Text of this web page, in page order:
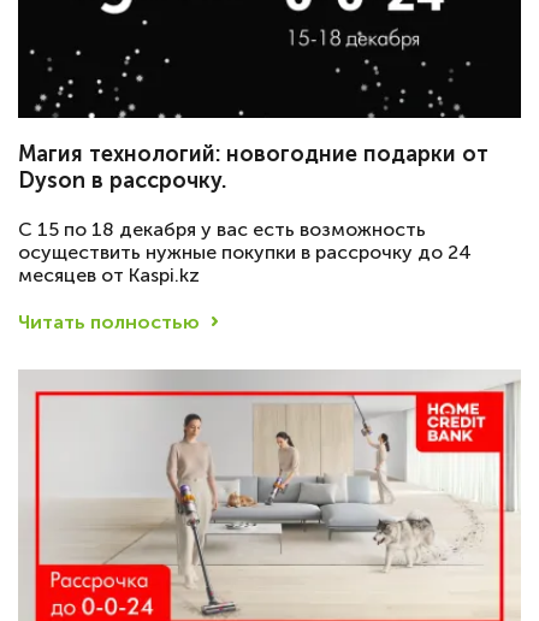
Магия технологий: новогодние подарки от
Dyson в рассрочку.
С 15 по 18 декабря у вас есть возможность
осуществить нужные покупки в рассрочку до 24
месяцев от Kaspi.kz
Читать полностью